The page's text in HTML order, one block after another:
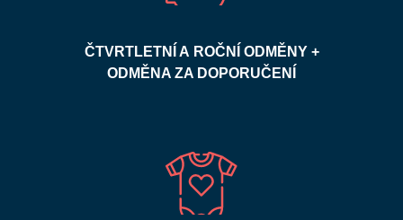
ČTVRTLETNÍ A ROČNÍ ODMĚNY +
ODMĚNA ZA DOPORUČENÍ